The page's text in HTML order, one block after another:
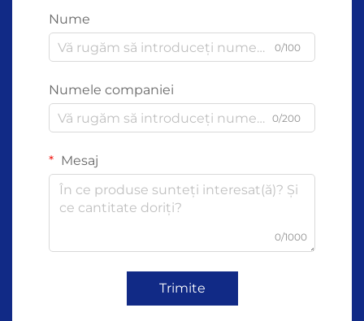
Nume
0/100
Numele companiei
0/200
Mesaj
0/1000
Trimite